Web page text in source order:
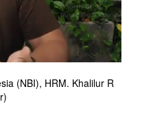
(NBI), HRM. Khalilur R